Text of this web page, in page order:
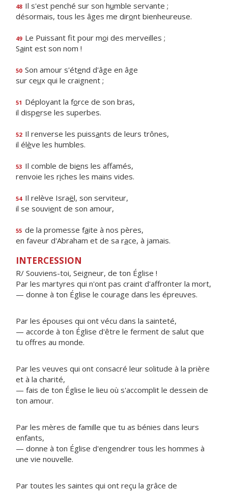
48 Il s'est penché sur son humble servante ;
désormais, tous les âges me diront bienheureuse.
49 Le Puissant fit pour moi des merveilles ;
Saint est son nom !
50 Son amour s'étend d'âge en âge
sur ceux qui le craignent ;
51 Déployant la force de son bras,
il disperse les superbes.
52 Il renverse les puissants de leurs trônes,
il élève les humbles.
53 Il comble de biens les affamés,
renvoie les riches les mains vides.
54 Il relève Israël, son serviteur,
il se souvient de son amour,
55 de la promesse faite à nos pères,
en faveur d'Abraham et de sa race, à jamais.
INTERCESSION
R/ Souviens-toi, Seigneur, de ton Église !
Par les martyres qui n'ont pas craint d'affronter la mort,
— donne à ton Église le courage dans les épreuves.
Par les épouses qui ont vécu dans la sainteté,
— accorde à ton Église d'être le ferment de salut que
tu offres au monde.
Par les veuves qui ont consacré leur solitude à la prière
et à la charité,
— fais de ton Église le lieu où s'accomplit le dessein de
ton amour.
Par les mères de famille que tu as bénies dans leurs
enfants,
— donne à ton Église d'engendrer tous les hommes à
une vie nouvelle.
Par toutes les saintes qui ont reçu la grâce de